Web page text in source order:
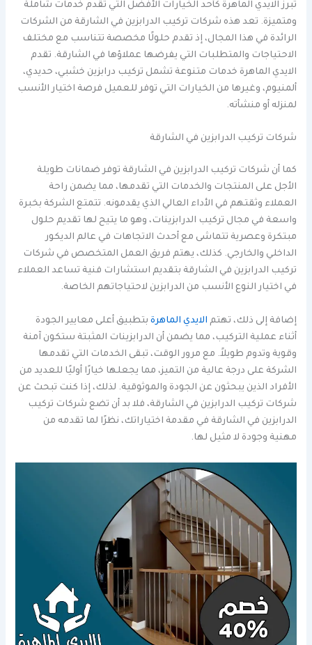
تبرز الايدي الماهرة كأحد الخيارات الأفضل التي تقدم خدمات شاملة
ومتميزة. تعد هذه شركات تركيب الدرابزين في الشارقة من الشركات
الرائدة في هذا المجال، إذ تقدم حلولًا مخصصة تتناسب مع مختلف
الاحتياجات والمتطلبات التي يفرضها عملاؤها في الشارقة. تقدم
الايدي الماهرة خدمات متنوعة تشمل تركيب درابزين خشبي، حديدي،
ألمنيوم، وغيرها من الخيارات التي توفر للعميل فرصة اختيار الأنسب
لمنزله أو منشأته.
شركات تركيب الدرابزين في الشارقة
كما أن شركات تركيب الدرابزين في الشارقة توفر ضمانات طويلة
الأجل على المنتجات والخدمات التي تقدمها، مما يضمن راحة
العملاء وثقتهم في الأداء العالي الذي يقدمونه. تتمتع الشركة بخبرة
واسعة في مجال تركيب الدرابزينات، وهو ما يتيح لها تقديم حلول
مبتكرة وعصرية تتماشى مع أحدث الاتجاهات في عالم الديكور
الداخلي والخارجي. كذلك، يهتم فريق العمل المتخصص في شركات
تركيب الدرابزين في الشارقة بتقديم استشارات فنية تساعد العملاء
في اختيار النوع الأنسب من الدرابزين لاحتياجاتهم الخاصة.
إضافة إلى ذلك، تهتم الايدي الماهرة بتطبيق أعلى معايير الجودة
أثناء عملية التركيب، مما يضمن أن الدرابزينات المثبتة ستكون آمنة
وقوية وتدوم طويلاً. مع مرور الوقت، تبقى الخدمات التي تقدمها
الشركة على درجة عالية من التميز، مما يجعلها خيارًا أوليًا للعديد من
الأفراد الذين يبحثون عن الجودة والموثوقية. لذلك، إذا كنت تبحث عن
شركات تركيب الدرابزين في الشارقة، فلا بد أن تضع شركات تركيب
الدرابزين في الشارقة في مقدمة اختياراتك، نظرًا لما تقدمه من
مهنية وجودة لا مثيل لها.